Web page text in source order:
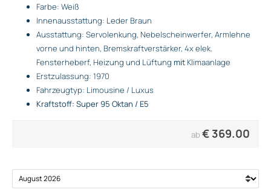
Farbe: Weiß
Innenausstattung: Leder Braun
Ausstattung: Servolenkung, Nebelscheinwerfer, Armlehne
vorne und hinten, Bremskraftverstärker, 4x elek.
Fensterheberf, Heizung und Lüftung mit Klimaanlage
Erstzulassung: 1970
Fahrzeugtyp: Limousine / Luxus
Kraftstoff: Super 95 Oktan / E5
ab € 369.00